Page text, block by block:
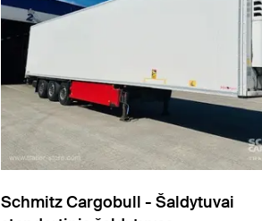
Schmitz Cargobull - Šaldytuvai